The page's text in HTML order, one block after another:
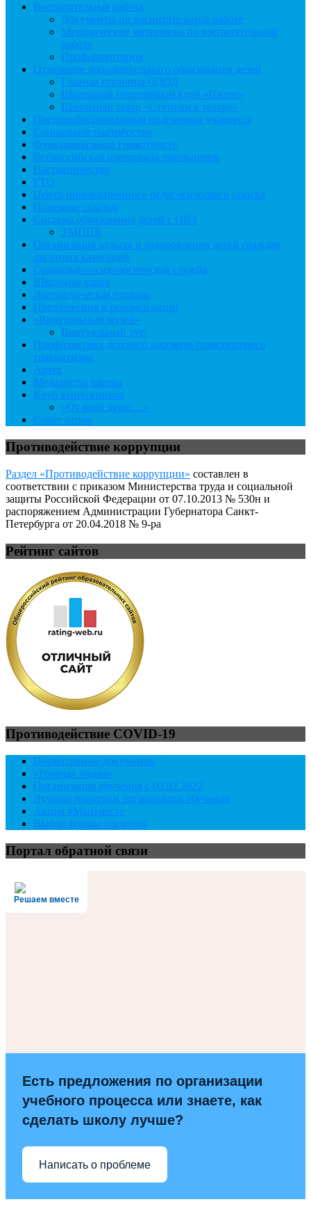
Воспитательная работа
Документы по воспитательной работе
Методические материалы по воспитательной
работе
Профориентация
Отделение дополнительного образования детей
Главная страница ОДОД
Школьный спортивный клуб «Пилот»
Школьный театр «Ступени к театру»
Предпрофессиональная подготовка учащихся
Социальное партнёрство
Функциональная грамотность
Всероссийская олимпиада школьников
Наставничество
ГТО
Центр инновационного педагогического поиска
Полезные ссылки
Система образования детей с ОВЗ
ТМППК
Организация отдыха и оздоровления детей граждан
льготных категорий
Социально-психологическая служба
Школьная карта
Логопедическая помощь
Предложения и рекомендации
«Виртуальный музей»
Виртуальный тур
Профилактика детского дорожно-транспортного
травматизма
Артек
Медалисты школы
Клуб выпускников
«От всей души…»
Совет отцов
Противодействие коррупции
Раздел «Противодействие коррупции» составлен в
соответствии с приказом Министерства труда и социальной
защиты Российской Федерации от 07.10.2013 № 530н и
распоряжением Администрации Губернатора Санкт-
Петербурга от 20.04.2018 № 9-ра
Рейтинг сайтов
Противодействие COVID-19
Нормативные документы
«Горячая линия»
Организация обучения с 02.02.2022
Лучшие практики организации обучения
Акция #МыВместе
Выбор формы обучения
Портал обратной связи
Решаем вместе
Есть предложения по организации
учебного процесса или знаете, как
сделать школу лучше?
Написать о проблеме